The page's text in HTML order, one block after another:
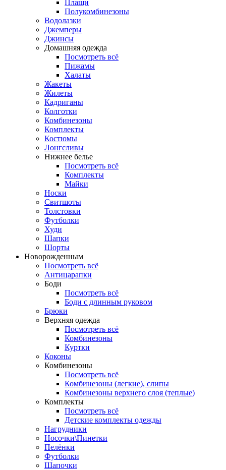
Плащи
Полукомбинезоны
Водолазки
Джемперы
Джинсы
Домашняя одежда
Посмотреть всё
Пижамы
Халаты
Жакеты
Жилеты
Кадриганы
Колготки
Комбинезоны
Комплекты
Костюмы
Лонгсливы
Нижнее белье
Посмотреть всё
Комплекты
Майки
Носки
Свитшоты
Толстовки
Футболки
Худи
Шапки
Шорты
Новорожденным
Посмотреть всё
Антицарапки
Боди
Посмотреть всё
Боди с длинным руковом
Брюки
Верхняя одежда
Посмотреть всё
Комбинезоны
Куртки
Коконы
Комбинезоны
Посмотреть всё
Комбинезоны (легкие), слипы
Комбинезоны верхнего слоя (теплые)
Комплекты
Посмотреть всё
Детские комплекты одежды
Нагрудники
Носочки\Пинетки
Пелёнки
Футболки
Шапочки